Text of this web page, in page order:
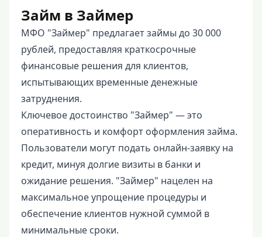
Займ в Займер
МФО "Займер" предлагает займы до 30 000
рублей, предоставляя краткосрочные
финансовые решения для клиентов,
испытывающих временные денежные
затруднения.
Ключевое достоинство "Займер" — это
оперативность и комфорт оформления займа.
Пользователи могут подать онлайн-заявку на
кредит, минуя долгие визиты в банки и
ожидание решения. "Займер" нацелен на
максимальное упрощение процедуры и
обеспечение клиентов нужной суммой в
минимальные сроки.